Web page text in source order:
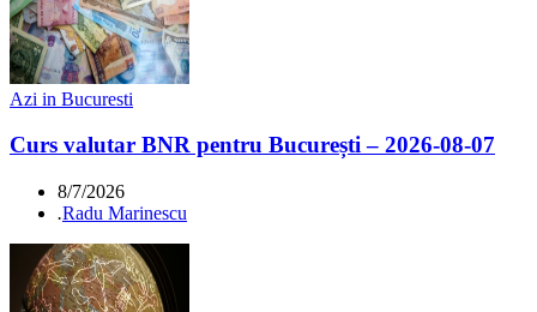
Azi in Bucuresti
Curs valutar BNR pentru București – 2026-08-07
8/7/2026
.Radu Marinescu